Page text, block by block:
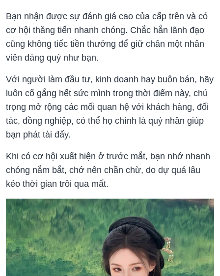
Bạn nhận được sự đánh giá cao của cấp trên và có
cơ hội thăng tiến nhanh chóng. Chắc hẳn lãnh đạo
cũng không tiếc tiền thưởng để giữ chân một nhân
viên đáng quý như bạn.
Với người làm đầu tư, kinh doanh hay buôn bán, hãy
luôn cố gắng hết sức mình trong thời điểm này, chú
trọng mở rộng các mối quan hệ với khách hàng, đối
tác, đồng nghiệp, có thể họ chính là quý nhân giúp
bạn phát tài đấy.
Khi có cơ hội xuất hiện ở trước mắt, bạn nhớ nhanh
chóng nắm bắt, chớ nên chần chừ, do dự quá lâu
kẻo thời gian trôi qua mất.